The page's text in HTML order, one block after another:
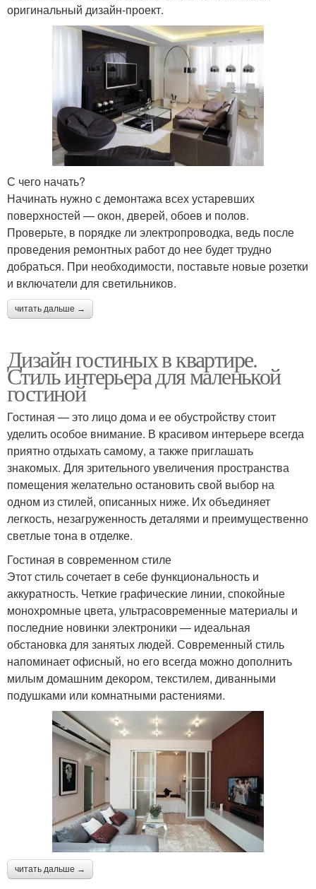
оригинальный дизайн-проект.
С чего начать?
Начинать нужно с демонтажа всех устаревших
поверхностей — окон, дверей, обоев и полов.
Проверьте, в порядке ли электропроводка, ведь после
проведения ремонтных работ до нее будет трудно
добраться. При необходимости, поставьте новые розетки
и включатели для светильников.
читать дальше →
Дизайн гостиных в квартире.
Стиль интерьера для маленькой
гостиной
Гостиная — это лицо дома и ее обустройству стоит
уделить особое внимание. В красивом интерьере всегда
приятно отдыхать самому, а также приглашать
знакомых. Для зрительного увеличения пространства
помещения желательно остановить свой выбор на
одном из стилей, описанных ниже. Их объединяет
легкость, незагруженность деталями и преимущественно
светлые тона в отделке.
Гостиная в современном стиле
Этот стиль сочетает в себе функциональность и
аккуратность. Четкие графические линии, спокойные
монохромные цвета, ультрасовременные материалы и
последние новинки электроники — идеальная
обстановка для занятых людей. Современный стиль
напоминает офисный, но его всегда можно дополнить
милым домашним декором, текстилем, диванными
подушками или комнатными растениями.
читать дальше →